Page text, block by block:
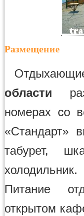
Размещение
области
номерах со
«Стандарт»
табурет,
Питание
открытом